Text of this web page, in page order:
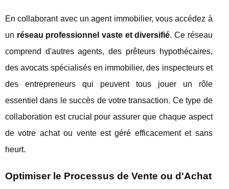
En collaborant avec un agent immobilier, vous accédez à
un réseau professionnel vaste et diversifié. Ce réseau
comprend d'autres agents, des prêteurs hypothécaires,
des avocats spécialisés en immobilier, des inspecteurs et
des entrepreneurs qui peuvent tous jouer un rôle
essentiel dans le succès de votre transaction. Ce type de
collaboration est crucial pour assurer que chaque aspect
de votre achat ou vente est géré efficacement et sans
heurt.
Optimiser le Processus de Vente ou d'Achat